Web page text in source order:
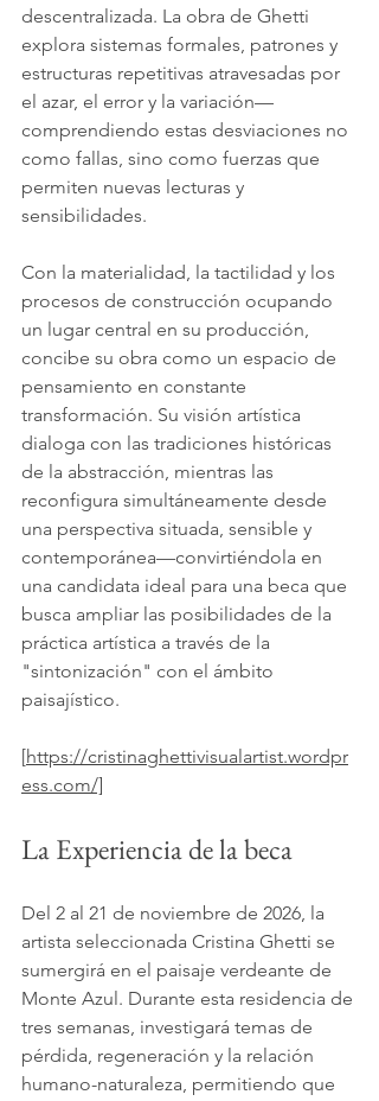
descentralizada. La obra de Ghetti
explora sistemas formales, patrones y
estructuras repetitivas atravesadas por
el azar, el error y la variación—
comprendiendo estas desviaciones no
como fallas, sino como fuerzas que
permiten nuevas lecturas y
sensibilidades.
Con la materialidad, la tactilidad y los
procesos de construcción ocupando
un lugar central en su producción,
concibe su obra como un espacio de
pensamiento en constante
transformación. Su visión artística
dialoga con las tradiciones históricas
de la abstracción, mientras las
reconfigura simultáneamente desde
una perspectiva situada, sensible y
contemporánea—convirtiéndola en
una candidata ideal para una beca que
busca ampliar las posibilidades de la
práctica artística a través de la
"sintonización" con el ámbito
paisajístico.
[https://cristinaghettivisualartist.wordpr
ess.com/]
La Experiencia de la beca
Del 2 al 21 de noviembre de 2026, la
artista seleccionada Cristina Ghetti se
sumergirá en el paisaje verdeante de
Monte Azul. Durante esta residencia de
tres semanas, investigará temas de
pérdida, regeneración y la relación
humano-naturaleza, permitiendo que